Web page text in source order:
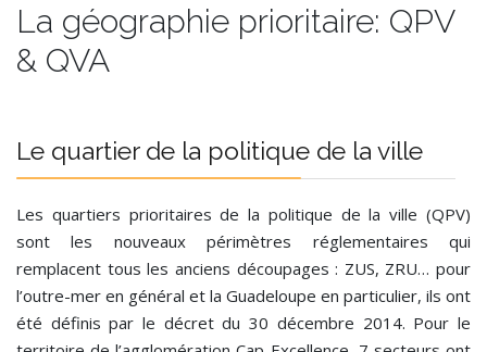
La géographie prioritaire: QPV
& QVA
Le quartier de la politique de la ville
Les quartiers prioritaires de la politique de la ville (QPV)
sont les nouveaux périmètres réglementaires qui
remplacent tous les anciens découpages : ZUS, ZRU… pour
l’outre-mer en général et la Guadeloupe en particulier, ils ont
été définis par le décret du 30 décembre 2014. Pour le